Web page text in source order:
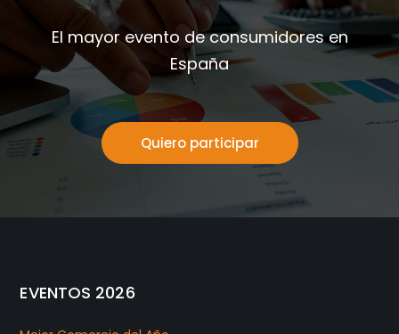
El mayor evento de consumidores en
España
Quiero participar
EVENTOS 2026